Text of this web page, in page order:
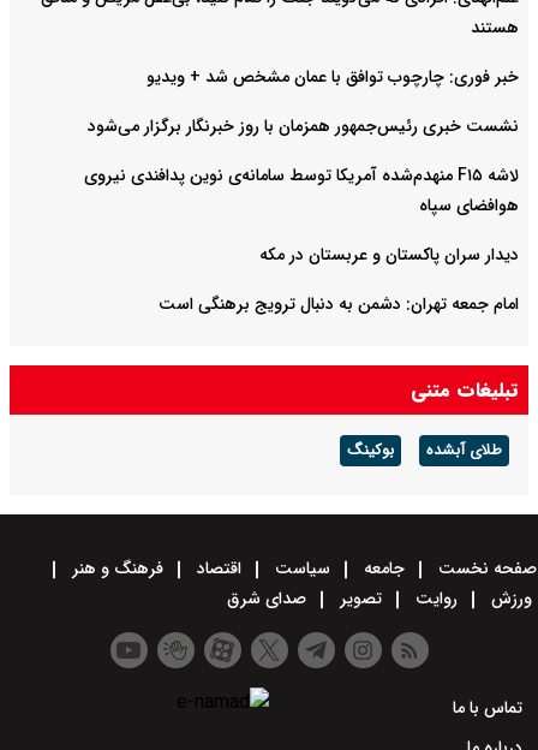
هستند
خبر فوری: چارچوب توافق با عمان مشخص شد + ویدیو
نشست خبری رئیس‌جمهور همزمان با روز خبرنگار برگزار می‌شود
لاشه F۱۵ منهدم‌شده آمریکا توسط سامانه‌ی نوین پدافندی نیروی
هوافضای سپاه
دیدار سران پاکستان و عربستان در مکه
امام جمعه تهران: دشمن به دنبال ترویج برهنگی است
تبلیغات متنی
طلای آبشده بوکینگ
صفحه نخست جامعه سیاست اقتصاد
فرهنگ و هنر
ورزش
روایت تصویر صدای شرق
تماس با ما